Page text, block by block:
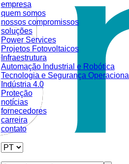
empresa
quem somos
nossos compromissos
soluções
Power Services
Projetos Fotovoltaicos
Infraestrutura
Automação Industrial e Robótica
Tecnologia e Segurança Operacional
Indústria 4.0
Proteção
notícias
fornecedores
carreira
contato